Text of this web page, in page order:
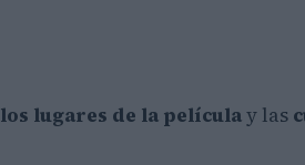
los lugares de la películay las